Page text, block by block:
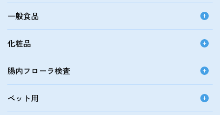
一般食品
化粧品
腸内フローラ検査
ペット用